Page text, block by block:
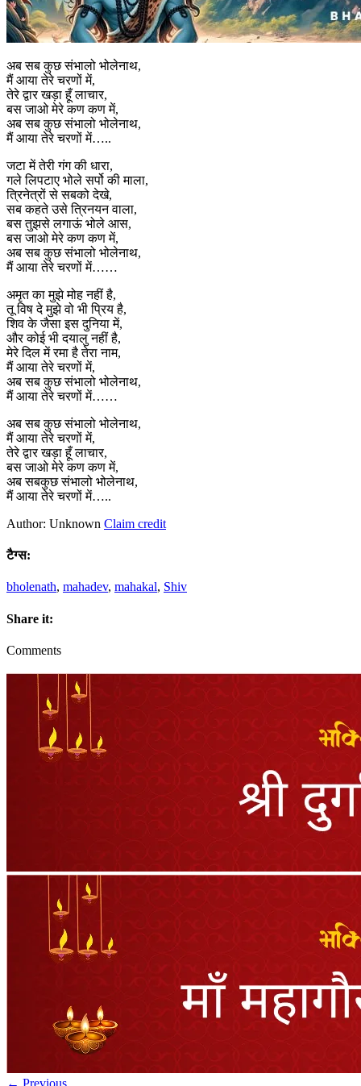
अब सब कुछ संभालो भोलेनाथ,
मैं आया तेरे चरणों में,
तेरे द्वार खड़ा हूँ लाचार,
बस जाओ मेरे कण कण में,
अब सब कुछ संभालो भोलेनाथ,
मैं आया तेरे चरणों में…..
जटा में तेरी गंग की धारा,
गले लिपटाए भोले सर्पो की माला,
त्रिनेत्रों से सबको देखे,
सब कहते उसे त्रिनयन वाला,
बस तुझसे लगाऊं भोले आस,
बस जाओ मेरे कण कण में,
अब सब कुछ संभालो भोलेनाथ,
मैं आया तेरे चरणों में……
अमृत का मुझे मोह नहीं है,
तू विष दे मुझे वो भी प्रिय है,
शिव के जैसा इस दुनिया में,
और कोई भी दयालु नहीं है,
मेरे दिल में रमा है तेरा नाम,
मैं आया तेरे चरणों में,
अब सब कुछ संभालो भोलेनाथ,
मैं आया तेरे चरणों में……
अब सब कुछ संभालो भोलेनाथ,
मैं आया तेरे चरणों में,
तेरे द्वार खड़ा हूँ लाचार,
बस जाओ मेरे कण कण में,
अब सबकुछ संभालो भोलेनाथ,
मैं आया तेरे चरणों में…..
Author: Unknown Claim credit
टैग्स:
bholenath, mahadev, mahakal, Shiv
Share it:
Comments
← Previous